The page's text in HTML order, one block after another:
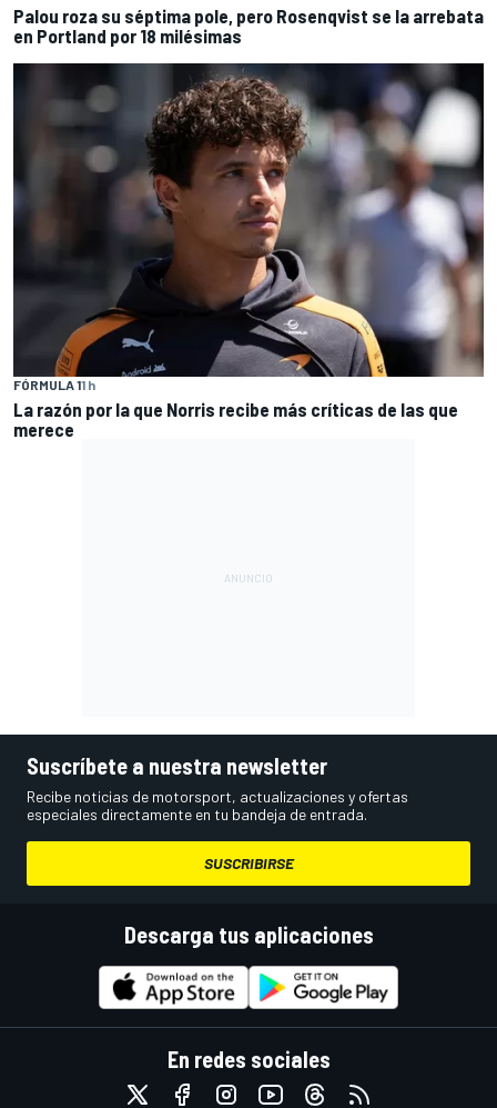
Palou roza su séptima pole, pero Rosenqvist se la arrebata
en Portland por 18 milésimas
FÓRMULA 11 h
La razón por la que Norris recibe más críticas de las que
merece
Suscríbete a nuestra newsletter
Recibe noticias de motorsport, actualizaciones y ofertas
especiales directamente en tu bandeja de entrada.
SUSCRIBIRSE
Descarga tus aplicaciones
En redes sociales